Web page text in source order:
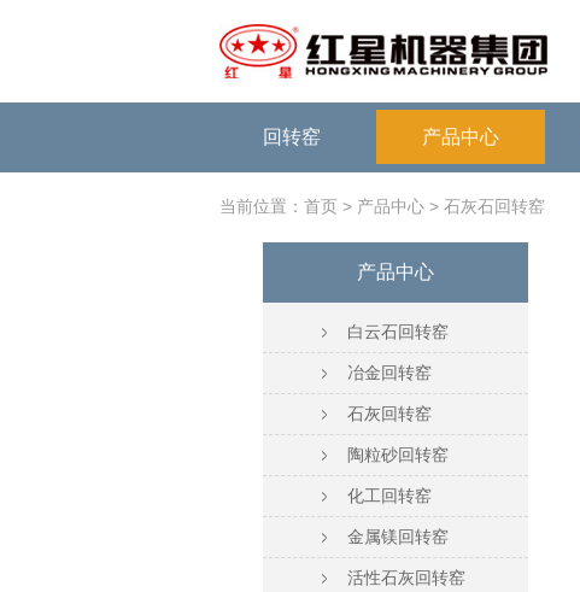
回转窑 产品中心
当前位置： 首页 > 产品中心 > 石灰石回转窑
产品中心
白云石回转窑
冶金回转窑
石灰回转窑
陶粒砂回转窑
化工回转窑
金属镁回转窑
活性石灰回转窑